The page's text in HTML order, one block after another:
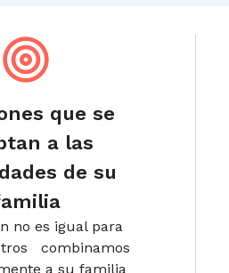
que se
a las
de su
no es igual para
combinamos
a su familia